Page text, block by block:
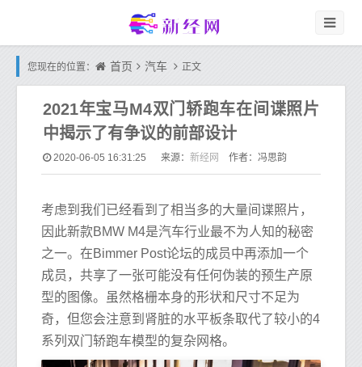
您现在的位置： 首页 汽车 正文
2021年宝马M4双门轿跑车在间谍照片
中揭示了有争议的前部设计
2020-06-05 16:31:25 来源： 新经网 作者：冯思韵
考虑到我们已经看到了相当多的大量间谍照片，
因此新款BMW M4是汽车行业最不为人知的秘密
之一。在Bimmer Post论坛的成员中再添加一个
成员，共享了一张可能没有任何伪装的预生产原
型的图像。虽然格栅本身的形状和尺寸不足为
奇，但您会注意到肾脏的水平板条取代了较小的4
系列双门轿跑车模型的复杂网格。